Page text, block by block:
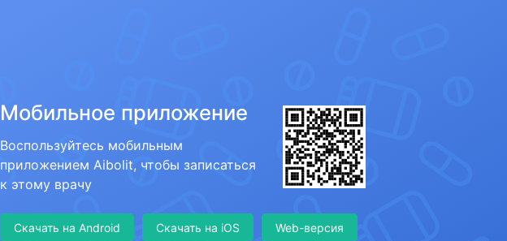
Мобильное приложение
Воспользуйтесь мобильным
приложением Aibolit, чтобы записаться
к этому врачу
Скачать на Android Скачать на iOS Web-версия